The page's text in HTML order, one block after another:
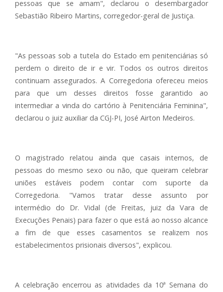
pessoas que se amam", declarou o desembargador
Sebastião Ribeiro Martins, corregedor-geral de Justiça.
"As pessoas sob a tutela do Estado em penitenciárias só
perdem o direito de ir e vir. Todos os outros direitos
continuam assegurados. A Corregedoria ofereceu meios
para que um desses direitos fosse garantido ao
intermediar a vinda do cartório à Penitenciária Feminina",
declarou o juiz auxiliar da CGJ-PI, José Airton Medeiros.
O magistrado relatou ainda que casais internos, de
pessoas do mesmo sexo ou não, que queiram celebrar
uniões estáveis podem contar com suporte da
Corregedoria. "Vamos tratar desse assunto por
intermédio do Dr. Vidal (de Freitas, juiz da Vara de
Execuções Penais) para fazer o que está ao nosso alcance
a fim de que esses casamentos se realizem nos
estabelecimentos prisionais diversos", explicou.
A celebração encerrou as atividades da 10ª Semana do